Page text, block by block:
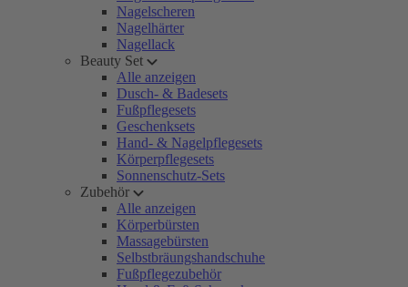
Nagelscheren
Nagelhärter
Nagellack
Beauty Set
Alle anzeigen
Dusch- & Badesets
Fußpflegesets
Geschenksets
Hand- & Nagelpflegesets
Körperpflegesets
Sonnenschutz-Sets
Zubehör
Alle anzeigen
Körperbürsten
Massagebürsten
Selbstbräungshandschuhe
Fußpflegezubehör